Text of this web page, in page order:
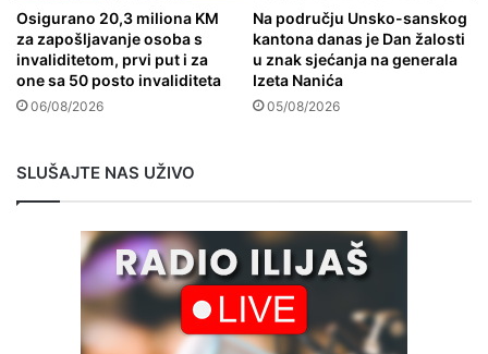
Osigurano 20,3 miliona KM
za zapošljavanje osoba s
invaliditetom, prvi put i za
one sa 50 posto invaliditeta
06/08/2026
Na području Unsko-sanskog
kantona danas je Dan žalosti
u znak sjećanja na generala
Izeta Nanića
05/08/2026
SLUŠAJTE NAS UŽIVO